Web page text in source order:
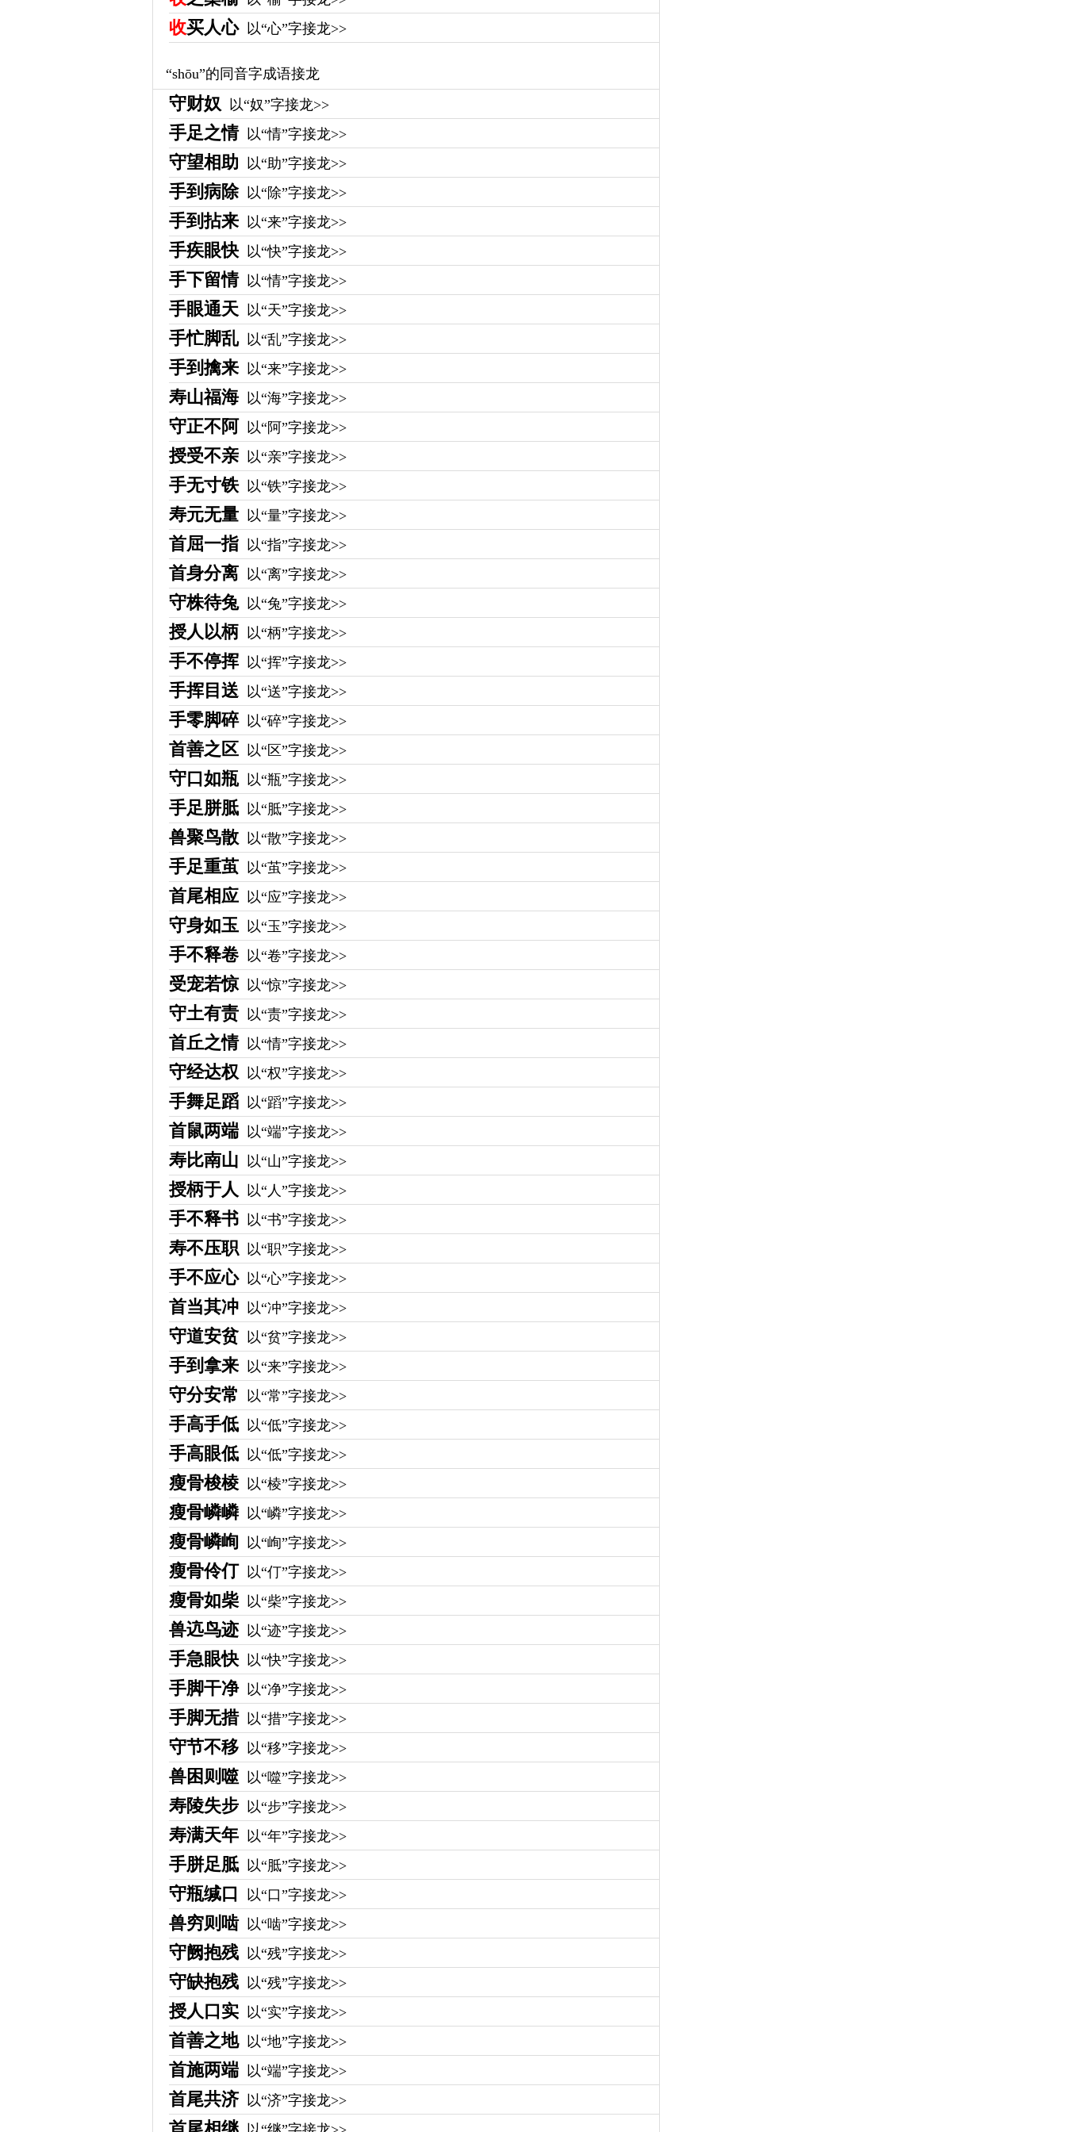
收买人心 以“心”字接龙>>
“shōu”的同音字成语接龙
守财奴 以“奴”字接龙>>
手足之情 以“情”字接龙>>
守望相助 以“助”字接龙>>
手到病除 以“除”字接龙>>
手到拈来 以“来”字接龙>>
手疾眼快 以“快”字接龙>>
手下留情 以“情”字接龙>>
手眼通天 以“天”字接龙>>
手忙脚乱 以“乱”字接龙>>
手到擒来 以“来”字接龙>>
寿山福海 以“海”字接龙>>
守正不阿 以“阿”字接龙>>
授受不亲 以“亲”字接龙>>
手无寸铁 以“铁”字接龙>>
寿元无量 以“量”字接龙>>
首屈一指 以“指”字接龙>>
首身分离 以“离”字接龙>>
守株待兔 以“兔”字接龙>>
授人以柄 以“柄”字接龙>>
手不停挥 以“挥”字接龙>>
手挥目送 以“送”字接龙>>
手零脚碎 以“碎”字接龙>>
首善之区 以“区”字接龙>>
守口如瓶 以“瓶”字接龙>>
手足胼胝 以“胝”字接龙>>
兽聚鸟散 以“散”字接龙>>
手足重茧 以“茧”字接龙>>
首尾相应 以“应”字接龙>>
守身如玉 以“玉”字接龙>>
手不释卷 以“卷”字接龙>>
受宠若惊 以“惊”字接龙>>
守土有责 以“责”字接龙>>
首丘之情 以“情”字接龙>>
守经达权 以“权”字接龙>>
手舞足蹈 以“蹈”字接龙>>
首鼠两端 以“端”字接龙>>
寿比南山 以“山”字接龙>>
授柄于人 以“人”字接龙>>
手不释书 以“书”字接龙>>
寿不压职 以“职”字接龙>>
手不应心 以“心”字接龙>>
首当其冲 以“冲”字接龙>>
守道安贫 以“贫”字接龙>>
手到拿来 以“来”字接龙>>
守分安常 以“常”字接龙>>
手高手低 以“低”字接龙>>
手高眼低 以“低”字接龙>>
瘦骨梭棱 以“棱”字接龙>>
瘦骨嶙嶙 以“嶙”字接龙>>
瘦骨嶙峋 以“峋”字接龙>>
瘦骨伶仃 以“仃”字接龙>>
瘦骨如柴 以“柴”字接龙>>
兽迒鸟迹 以“迹”字接龙>>
手急眼快 以“快”字接龙>>
手脚干净 以“净”字接龙>>
手脚无措 以“措”字接龙>>
守节不移 以“移”字接龙>>
兽困则噬 以“噬”字接龙>>
寿陵失步 以“步”字接龙>>
寿满天年 以“年”字接龙>>
手胼足胝 以“胝”字接龙>>
守瓶缄口 以“口”字接龙>>
兽穷则啮 以“啮”字接龙>>
守阙抱残 以“残”字接龙>>
守缺抱残 以“残”字接龙>>
授人口实 以“实”字接龙>>
首善之地 以“地”字接龙>>
首施两端 以“端”字接龙>>
首尾共济 以“济”字接龙>>